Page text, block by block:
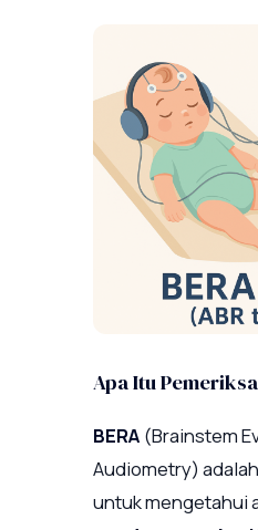
Apa Itu
BERA (Brainstem
Audiometry)
untuk mengetahui